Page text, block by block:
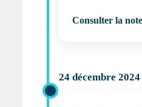
Consulter la
24 décembre 2024